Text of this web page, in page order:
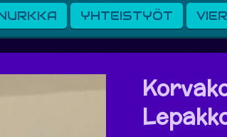
YHTEISTYÖT